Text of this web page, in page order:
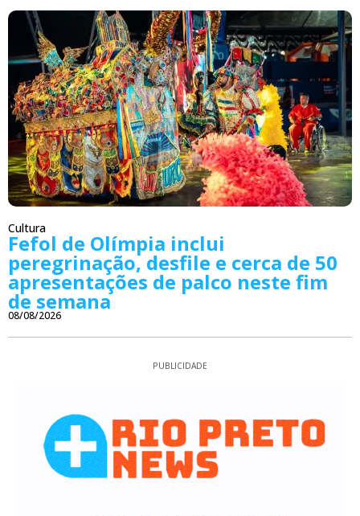
Cultura
Fefol de Olímpia inclui
peregrinação, desfile e cerca de 50
apresentações de palco neste fim
de semana
08/08/2026
PUBLICIDADE